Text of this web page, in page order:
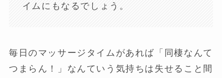
イムにもなるでしょう。
毎日のマッサージタイムがあれば「同棲なんて
つまらん！」なんていう気持ちは失せること間